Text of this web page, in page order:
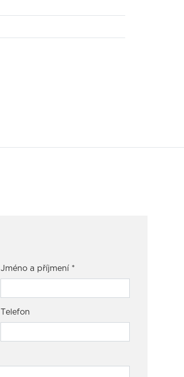
Jméno a příjmení *
Telefon